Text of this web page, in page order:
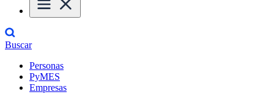
Buscar
Personas
PyMES
Empresas